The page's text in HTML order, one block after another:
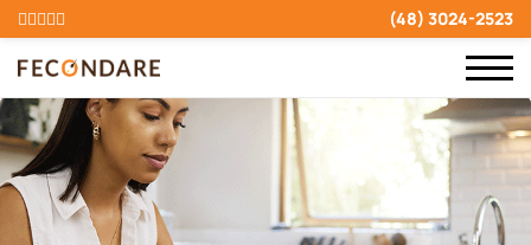
(48) 3024-2523